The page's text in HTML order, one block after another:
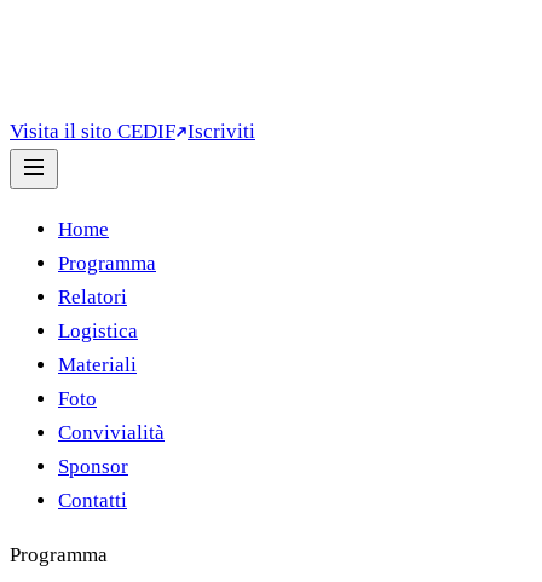
Visita il sito CEDIF Iscriviti
Home
Programma
Relatori
Logistica
Materiali
Foto
Convivialità
Sponsor
Contatti
Programma